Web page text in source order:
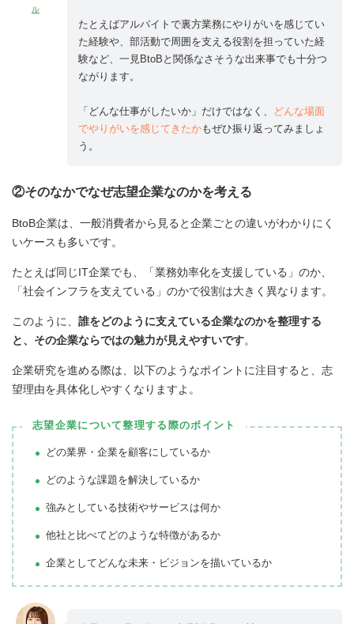
ル
たとえばアルバイトで裏方業務にやりがいを感じてい
た経験や、部活動で周囲を支える役割を担っていた経
験など、一見BtoBと関係なさそうな出来事でも十分つ
ながります。
「どんな仕事がしたいか」だけではなく、
どんな場面
でやりがいを感じてきたかもぜひ振り返ってみましょ
う。
②そのなかでなぜ志望企業なのかを考える
BtoB企業は、一般消費者から見ると企業ごとの違いがわかりにく
いケースも多いです。
たとえば同じIT企業でも、「業務効率化を支援している」のか、
「社会インフラを支えている」のかで役割は大きく異なります。
このように、 誰をどのように支えている企業なのかを整理する
と、その企業ならではの魅力が見えやすいです。
企業研究を進める際は、以下のようなポイントに注目すると、志
望理由を具体化しやすくなりますよ。
志望企業について整理する際のポイント
どの業界・企業を顧客にしているか
どのような課題を解決しているか
強みとしている技術やサービスは何か
他社と比べてどのような特徴があるか
企業としてどんな未来・ビジョンを描いているか